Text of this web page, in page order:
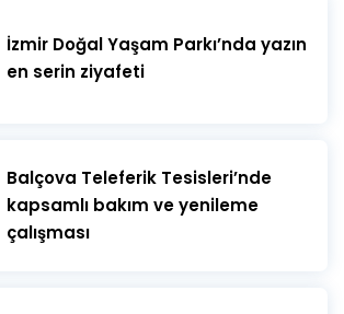
İzmir Doğal Yaşam Parkı’nda yazın
en serin ziyafeti
​Balçova Teleferik Tesisleri’nde
kapsamlı bakım ve yenileme
çalışması